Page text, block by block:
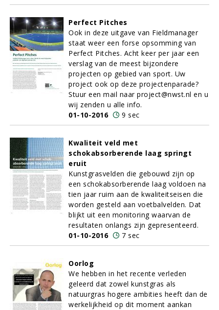
Perfect Pitches
Ook in deze uitgave van Fieldmanager
staat weer een forse opsomming van
Perfect Pitches. Acht keer per jaar een
verslag van de meest bijzondere
projecten op gebied van sport. Uw
project ook op deze projectenparade?
Stuur een mail naar project@nwst.nl en u
wij zenden u alle info.
01-10-2016
9 sec
Kwaliteit veld met
schokabsorberende laag springt
eruit
Kunstgrasvelden die gebouwd zijn op
een schokabsorberende laag voldoen na
tien jaar ruim aan de kwaliteitseisen die
worden gesteld aan voetbalvelden. Dat
blijkt uit een monitoring waarvan de
resultaten onlangs zijn gepresenteerd.
01-10-2016
7 sec
Oorlog
We hebben in het recente verleden
geleerd dat zowel kunstgras als
natuurgras hogere ambities heeft dan de
werkelijkheid op dit moment aankan